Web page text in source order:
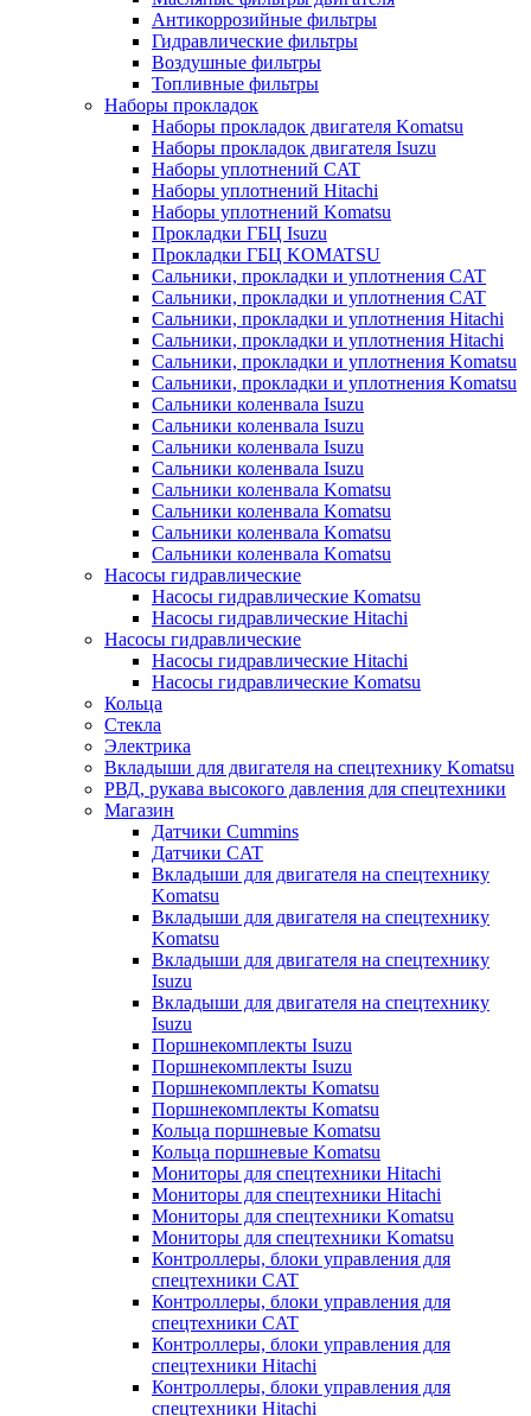
Антикоррозийные фильтры
Гидравлические фильтры
Воздушные фильтры
Топливные фильтры
Наборы прокладок
Наборы прокладок двигателя Komatsu
Наборы прокладок двигателя Isuzu
Наборы уплотнений CAT
Наборы уплотнений Hitachi
Наборы уплотнений Komatsu
Прокладки ГБЦ Isuzu
Прокладки ГБЦ KOMATSU
Сальники, прокладки и уплотнения CAT
Сальники, прокладки и уплотнения CAT
Сальники, прокладки и уплотнения Hitachi
Сальники, прокладки и уплотнения Hitachi
Сальники, прокладки и уплотнения Komatsu
Сальники, прокладки и уплотнения Komatsu
Сальники коленвала Isuzu
Сальники коленвала Isuzu
Сальники коленвала Isuzu
Сальники коленвала Isuzu
Сальники коленвала Komatsu
Сальники коленвала Komatsu
Сальники коленвала Komatsu
Сальники коленвала Komatsu
Насосы гидравлические
Насосы гидравлические Komatsu
Насосы гидравлические Hitachi
Насосы гидравлические
Насосы гидравлические Hitachi
Насосы гидравлические Komatsu
Кольца
Стекла
Электрика
Вкладыши для двигателя на спецтехнику Komatsu
РВД, рукава высокого давления для спецтехники
Магазин
Датчики Cummins
Датчики CAT
Вкладыши для двигателя на спецтехнику
Komatsu
Вкладыши для двигателя на спецтехнику
Komatsu
Вкладыши для двигателя на спецтехнику
Isuzu
Вкладыши для двигателя на спецтехнику
Isuzu
Поршнекомплекты Isuzu
Поршнекомплекты Isuzu
Поршнекомплекты Komatsu
Поршнекомплекты Komatsu
Кольца поршневые Komatsu
Кольца поршневые Komatsu
Мониторы для спецтехники Hitachi
Мониторы для спецтехники Hitachi
Мониторы для спецтехники Komatsu
Мониторы для спецтехники Komatsu
Контроллеры, блоки управления для
спецтехники CAT
Контроллеры, блоки управления для
спецтехники CAT
Контроллеры, блоки управления для
спецтехники Hitachi
Контроллеры, блоки управления для
спецтехники Hitachi